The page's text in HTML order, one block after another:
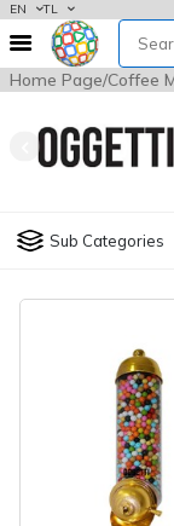
EN TL
Home Page Coffee
Sub Categories